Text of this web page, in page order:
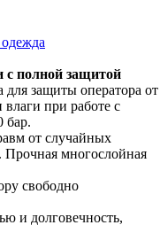
полной защитой
для защиты оператора от
влаги при работе с
бар.
от случайных
многослойная
свободно
и долговечность,